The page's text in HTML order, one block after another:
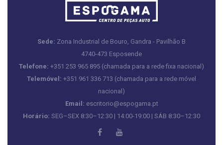
Sede: Zona Industrial de Bouro, Gandra - Pavilhão B
4740-473 Esposende
Telefone: +351 253 965 895 (chamada para a rede fixa nacional)
Telemóvel: +351 961 336 713 (chamada para a rede móvel
nacional)
Email: escritorio@espogama.pt
Horário: SEG–SEX 8:30–12:30 | 14:00-19:00 | SÁB 8:30–12:30